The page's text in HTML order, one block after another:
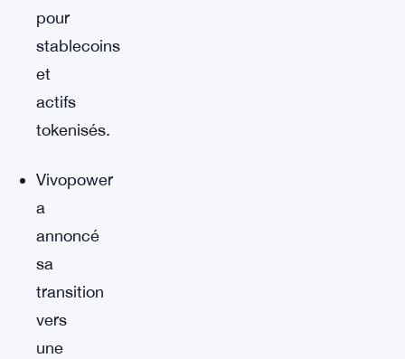
pour
stablecoins
et
actifs
tokenisés.
Vivopower
a
annoncé
sa
transition
vers
une